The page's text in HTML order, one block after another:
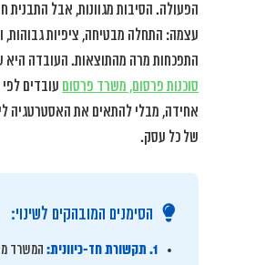
הפעולה. הסיבות מגוונות, אבל התבנית
עצמה: התחלה מבטיחה, ציפיות גבוהות,
התפכחות מרה מהתוצאות. העובדה היא
סוכנות פרסום, משרד פרסום עובדים
אחידה, מבלי להתאים את האסטרטגיה
של כל עסק.
הסימנים המובהקים לשינוי:
1. תקשורת חד-כיוונית:
המשרד